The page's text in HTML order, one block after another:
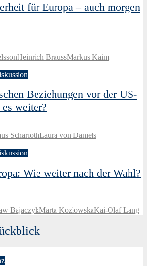
für Europa – auch morgen
Heinrich BraussMarkus Kaim
Beziehungen vor der US-
weiter?
SchariothLaura von Daniels
Wie weiter nach der Wahl?
BajaczykMarta KozłowskaKai-Olaf Lang